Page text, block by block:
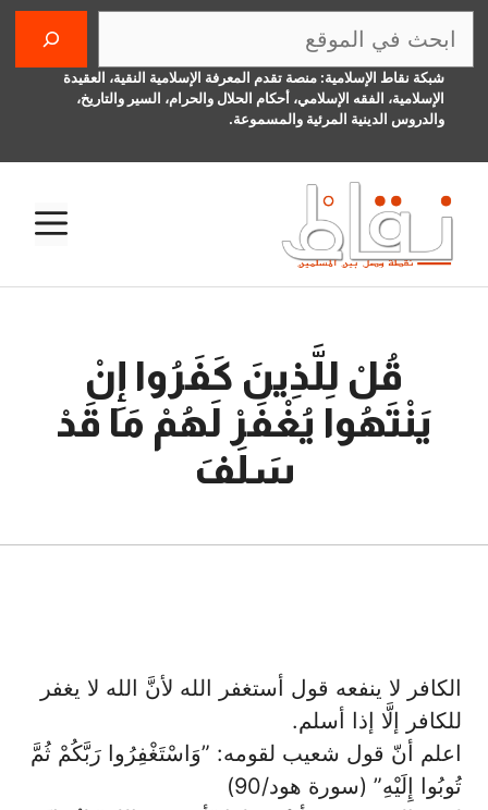
انتقل
المحتوىشبكة نقاط الإسلامية: منصة تقدم المعرفة الإسلامية النقية، العقيدة
الإسلامية، الفقه الإسلامي، أحكام الحلال والحرام، السير والتاريخ،
والدروس الدينية المرئية والمسموعة.
قُلْ لِلَّذِينَ كَفَرُوا إِنْ
يَنْتَهُوا يُغْفَرْ لَهُمْ مَا قَدْ
سَلَفَ
الكافر لا ينفعه قول أستغفر الله ﻷنَّ الله لا يغفر
للكافر إلَّا إذا أسلم.
اعلم أنّ قول شعيب لقومه: ”وَاسْتَغْفِرُوا رَبَّكُمْ ثُمَّ
تُوبُوا إِلَيْهِ” (سورة هود/90)